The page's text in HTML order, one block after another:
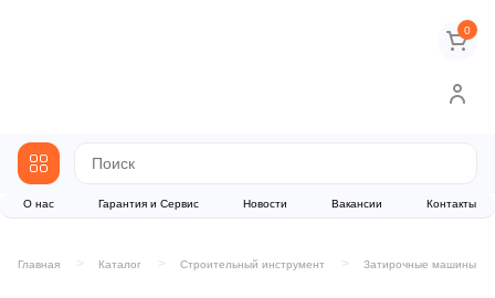
0
О нас Гарантия и Сервис Новости Вакансии Контакты
Главная Каталог Строительный инструмент Затирочные машины